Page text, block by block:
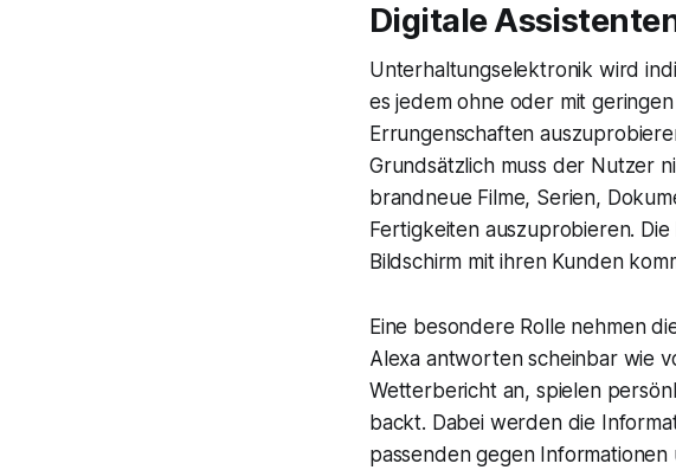
Digitale
Unterhaltungselektronik wird
es jedem ohne oder mit
Errungenschaften
Grundsätzlich muss der Nutzer
brandneue Filme, Serien,
Fertigkeiten auszuprobieren.
Bildschirm mit ihren Kunden
Eine besondere Rolle nehmen
Alexa antworten scheinbar wie
Wetterbericht an, spielen
backt. Dabei werden die
passenden gegen